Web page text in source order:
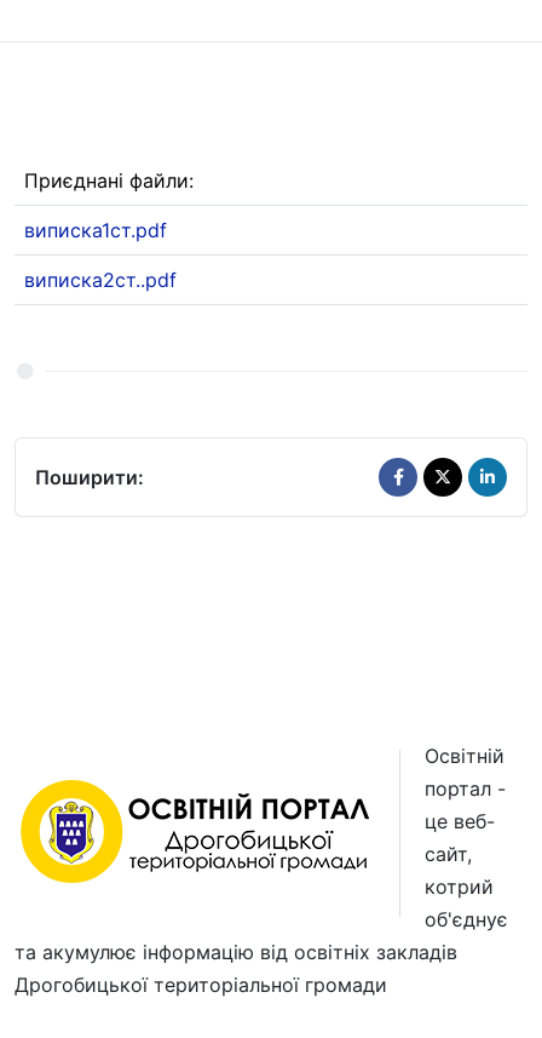
Приєднані файли:
виписка1ст.pdf
виписка2ст..pdf
Поширити:
Освітній
портал -
це веб-
сайт,
котрий
об'єднує
та акумулює інформацію від освітніх закладів
Дрогобицької територіальної громади